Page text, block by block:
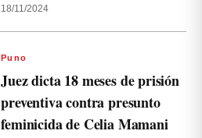
18/11/2024
Puno
Juez dicta 18 meses de prisión
preventiva contra presunto
feminicida de Celia Mamani